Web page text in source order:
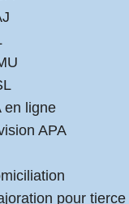
en ligne
APA
pour